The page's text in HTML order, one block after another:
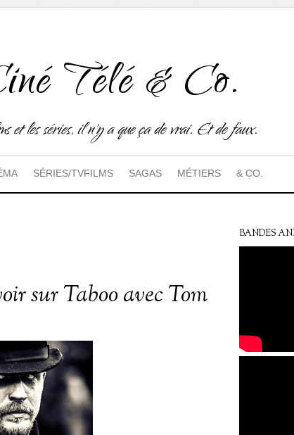
Télé & Co.
et les séries, il n'y a que ça de vrai. Et de faux.
SÉRIES/TVFILMS SAGAS MÉTIERS & CO.
sur Taboo avec Tom
BANDES